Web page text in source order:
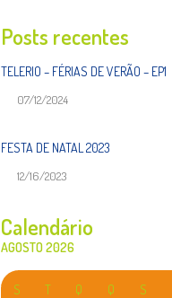
Posts recentes
TELERIO – FÉRIAS DE VERÃO – EP1
07/12/2024
FESTA DE NATAL 2023
12/16/2023
Calendário
AGOSTO 2026
S T Q Q S